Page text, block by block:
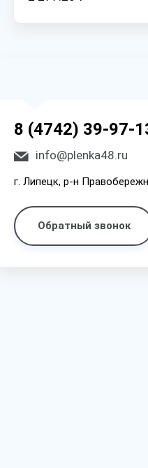
8 (4742) 39-97-
info@plenka48.ru
г. Липецк, р-н
Обратный звонок